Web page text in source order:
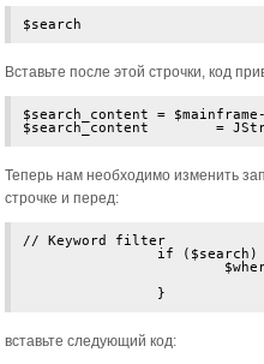
Вставьте после этой строчки, код
$search_content =
$search_content        =
Теперь нам необходимо изменить
строчке и перед:
// Keyword filter
		}
вставьте следующий код: